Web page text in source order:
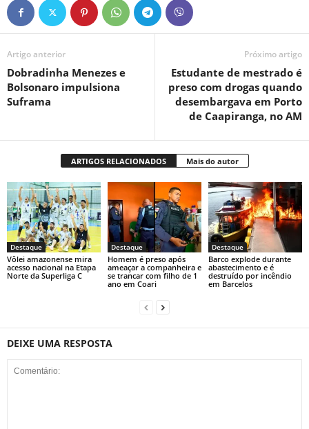
Artigo anterior
Dobradinha Menezes e
Bolsonaro impulsiona
Suframa
Próximo artigo
Estudante de mestrado é
preso com drogas quando
desembargava em Porto
de Caapiranga, no AM
ARTIGOS RELACIONADOS Mais do autor
Destaque
Vôlei amazonense mira
acesso nacional na Etapa
Norte da Superliga C
Destaque
Homem é preso após
ameaçar a companheira e
se trancar com filho de 1
ano em Coari
Destaque
Barco explode durante
abastecimento e é
destruído por incêndio
em Barcelos
DEIXE UMA RESPOSTA